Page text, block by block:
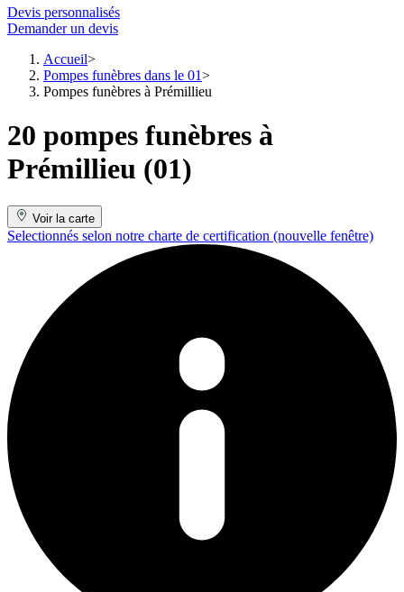
Devis personnalisés
Demander un devis
Accueil
Pompes funèbres dans le 01
Pompes funèbres à Prémillieu
20 pompes funèbres à
Prémillieu (01)
Voir la carte
Selectionnés selon notre charte de certification (nouvelle fenêtre)